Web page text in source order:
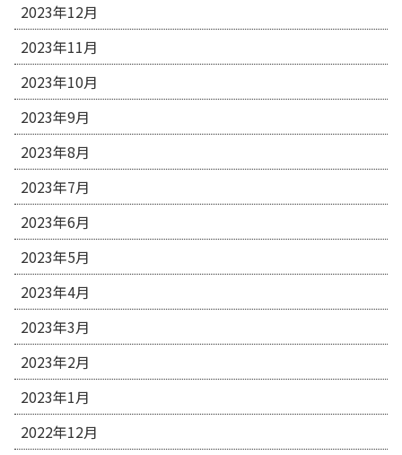
2023年12月
2023年11月
2023年10月
2023年9月
2023年8月
2023年7月
2023年6月
2023年5月
2023年4月
2023年3月
2023年2月
2023年1月
2022年12月